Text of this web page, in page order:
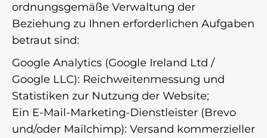
ordnungsgemäße Verwaltung der
Beziehung zu Ihnen erforderlichen Aufgaben
betraut sind:
Google Analytics (Google Ireland Ltd /
Google LLC): Reichweitenmessung und
Statistiken zur Nutzung der Website;
Ein E-Mail-Marketing-Dienstleister (Brevo
und/oder Mailchimp): Versand kommerzieller